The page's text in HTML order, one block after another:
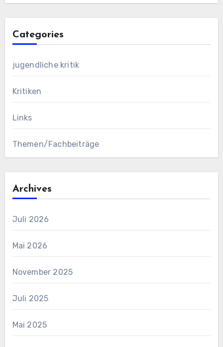
Categories
jugendliche kritik
Kritiken
Links
Themen/Fachbeiträge
Archives
Juli 2026
Mai 2026
November 2025
Juli 2025
Mai 2025